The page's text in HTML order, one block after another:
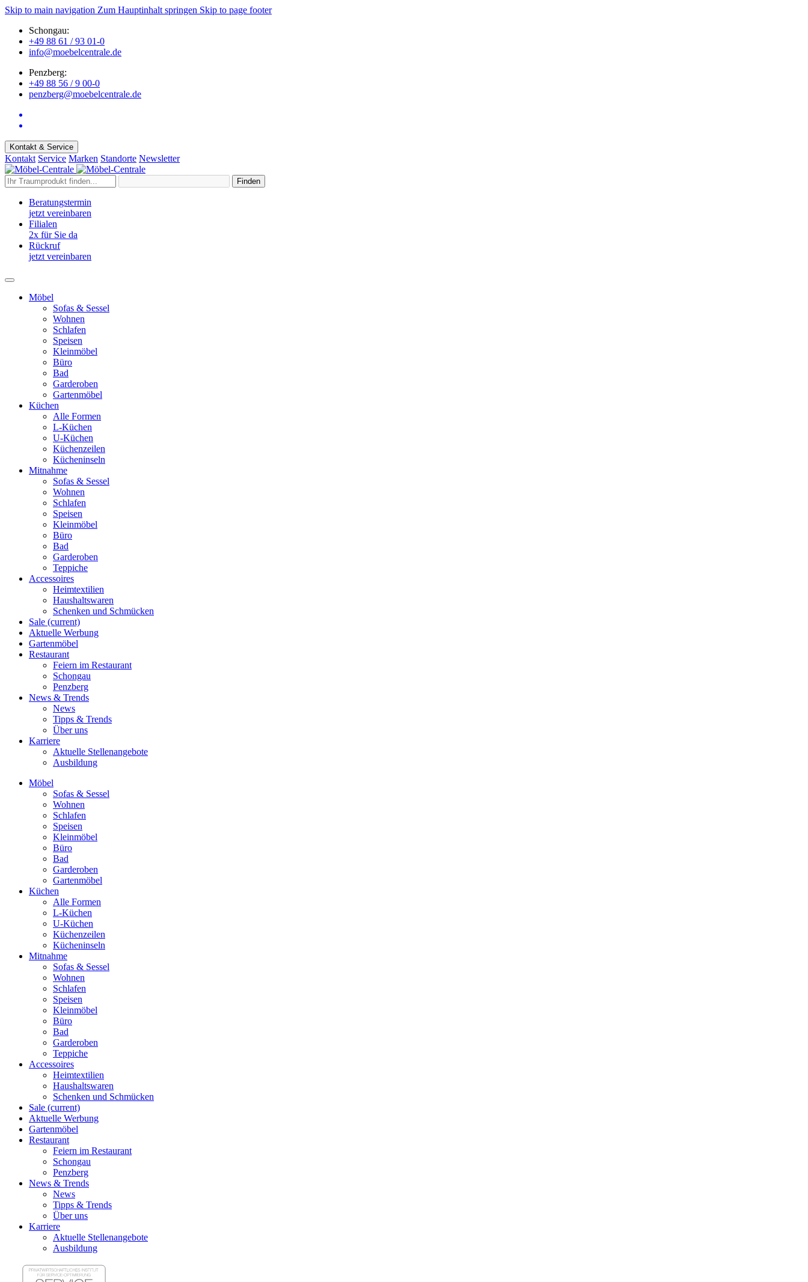
Skip to main navigation Zum Hauptinhalt springen Skip to page footer
Schongau:
+49 88 61 / 93 01-0
info@moebelcentrale.de
Penzberg:
+49 88 56 / 9 00-0
penzberg@moebelcentrale.de
Kontakt & Service
Kontakt Service Marken Standorte Newsletter
Finden
Beratungstermin
jetzt vereinbaren
Filialen
2x für Sie da
Rückruf
jetzt vereinbaren
Möbel
Sofas & Sessel
Wohnen
Schlafen
Speisen
Kleinmöbel
Büro
Bad
Garderoben
Gartenmöbel
Küchen
Alle Formen
L-Küchen
U-Küchen
Küchenzeilen
Kücheninseln
Mitnahme
Sofas & Sessel
Wohnen
Schlafen
Speisen
Kleinmöbel
Büro
Bad
Garderoben
Teppiche
Accessoires
Heimtextilien
Haushaltswaren
Schenken und Schmücken
Sale (current)
Aktuelle Werbung
Gartenmöbel
Restaurant
Feiern im Restaurant
Schongau
Penzberg
News & Trends
News
Tipps & Trends
Über uns
Karriere
Aktuelle Stellenangebote
Ausbildung
Möbel
Sofas & Sessel
Wohnen
Schlafen
Speisen
Kleinmöbel
Büro
Bad
Garderoben
Gartenmöbel
Küchen
Alle Formen
L-Küchen
U-Küchen
Küchenzeilen
Kücheninseln
Mitnahme
Sofas & Sessel
Wohnen
Schlafen
Speisen
Kleinmöbel
Büro
Bad
Garderoben
Teppiche
Accessoires
Heimtextilien
Haushaltswaren
Schenken und Schmücken
Sale (current)
Aktuelle Werbung
Gartenmöbel
Restaurant
Feiern im Restaurant
Schongau
Penzberg
News & Trends
News
Tipps & Trends
Über uns
Karriere
Aktuelle Stellenangebote
Ausbildung